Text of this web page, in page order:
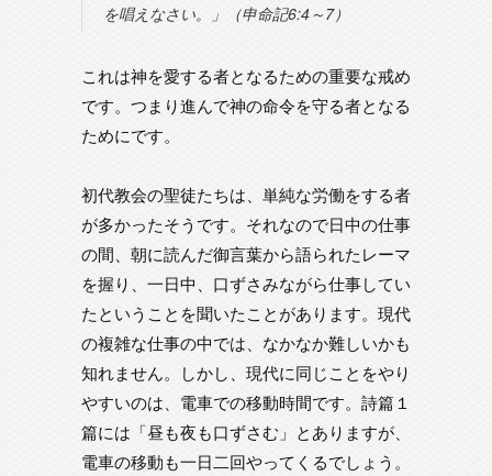
を唱えなさい。」（申命記6:4～7）
これは神を愛する者となるための重要な戒め
です。つまり進んで神の命令を守る者となる
ためにです。
初代教会の聖徒たちは、単純な労働をする者
が多かったそうです。それなので日中の仕事
の間、朝に読んだ御言葉から語られたレーマ
を握り、一日中、口ずさみながら仕事してい
たということを聞いたことがあります。現代
の複雑な仕事の中では、なかなか難しいかも
知れません。しかし、現代に同じことをやり
やすいのは、電車での移動時間です。詩篇１
篇には「昼も夜も口ずさむ」とありますが、
電車の移動も一日二回やってくるでしょう。